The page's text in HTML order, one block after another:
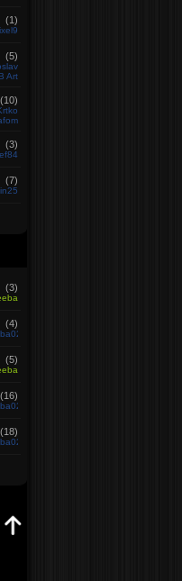
(1)
(5)
Art
(10)
(3)
(7)
(3)
(4)
(5)
(16)
(18)